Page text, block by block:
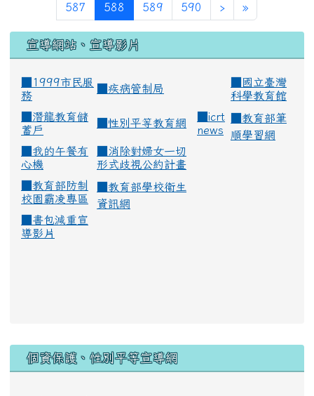
587 588 (current)
589 590 › »
宣導網站、宣導影片
■1999市民服
務
疾病管制局
國立臺灣
科學教育館
潛龍教育儲
蓄戶
性別平等教育網
icrt
news
教育部筆
順學習網
我的午餐有
心機
消除對婦女一切
形式歧視公約計畫
教育部防制
校園霸凌專區
教育部學校衛生
資訊網
書包減重宣
導影片
個資保護、性別平等宣導網